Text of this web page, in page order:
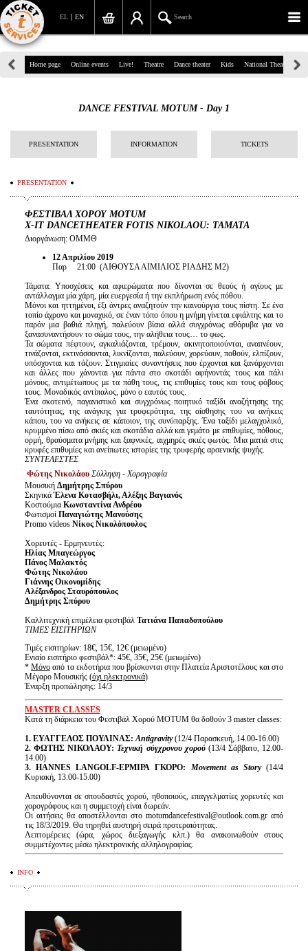
EN
EL Search
39, Panepistimiou Str, Athens
info@ticketservices.gr
Check out
Search your order
Personal Data
Information
Είσοδος διαχειριστή
Home page Online events Live! Theatre Dance theater Kids National Theatre
DANCE FESTIVAL MOTUM - Day 1
PRESENTATION INFORMATION TICKETS
PRESENTATION
ΦΕΣΤΙΒΑΛ ΧΟΡΟΥ MOTUM
X-IT DANCETHEATER FOTIS NIKOLAOU: ΤΑΜΑΤΑ
Διοργάνωση: ΟΜΜΘ
12 Απριλίου 2019
Παρ 21:00 (ΑΙΘΟΥΣΑ ΑΙΜΙΛΙΟΣ ΡΙΑΔΗΣ Μ2)
Τάματα: Υποσχέσεις και αφιερώματα που δίνονται σε θεούς ή αγίους με
αντάλλαγμα μία χάρη, μία ευεργεσία ή την εκπλήρωση ενός πόθου.
Μόνοι και ηττημένοι, έξι άντρες αναζητούν την καινούργια τους πίστη. Σε ένα
τοπίο άχρονο και μοναχικό, σε έναν τόπο όπου η μνήμη γίνεται εφιάλτης και το
παρόν μια βαθιά πληγή, παλεύουν βίαια αλλά συγχρόνως αθόρυβα για να
ξανασυναντήσουν το σώμα τους, την αλήθεια τους… το φως.
Τα σώματα πέφτουν, αγκαλιάζονται, τρέμουν, ακινητοποιούνται, αναπνέουν,
τινάζονται, εκτινάσσονται, λικνίζονται, παλεύουν, χορεύουν, ποθούν, ελπίζουν,
υπόσχονται και τάζουν. Στιγμιαίες συναντήσεις που έρχονται και ξανάρχονται
και άλλες που χάνονται για πάντα στο σκοτάδι αφήνοντάς τους και πάλι
μόνους, αντιμέτωπους με τα πάθη τους, τις επιθυμίες τους και τους φόβους
τους. Μοναδικός αντίπαλος, μόνο ο εαυτός τους.
Ένα σκοτεινό, παγανιστικό και συγχρόνως ποιητικό ταξίδι αναζήτησης της
ταυτότητας, της ανάγκης για τρυφερότητα, της αίσθησης του να ανήκεις
κάπου, του να ανήκεις σε κάποιον, της συνύπαρξης. Ένα ταξίδι μελαγχολικό,
κρυμμένο πίσω από σκιές και σκοτάδια αλλά και γεμάτο με επιθυμίες, πόθους,
ορμή, θραύσματα μνήμης και ξαφνικές, αιχμηρές σκιές φωτός. Μια ματιά στις
κρυφές επιθυμίες και ανείπωτες ιστορίες της τρυφερής αρσενικής ψυχής.
ΣΥΝΤΕΛΕΣΤΕΣ
Φώτης Νικολάου Σύλληψη - Χορογραφία
Μουσική Δημήτρης Σπύρου
ΣκηνικάΈλενα Κοτασβήλι, Αλέξης Βαγιανός
Κοστούμια Κωνσταντίνα Ανδρέου
Φωτισμοί Παναγιώτης Μανούσης
Promo videos Νίκος Νικολόπουλος
Χορευτές - Ερμηνευτές:
Ηλίας Μπαγεώργος
Πάνος Μαλακτός
Φώτης Νικολάου
Γιάννης Οικονομίδης
Αλέξανδρος Σταυρόπουλος
Δημήτρης Σπύρου
Καλλιτεχνική επιμέλεια φεστιβάλ Τατιάνα Παπαδοπούλου
ΤΙΜΕΣ ΕΙΣΙΤΗΡΙΩΝ
Τιμές εισιτηρίων: 18€, 15€, 12€ (μειωμένο)
Ενιαίο εισιτήριο φεστιβάλ*: 45€, 35€, 25€ (μειωμένο)
* Μόνοαπό τα εκδοτήρια που βρίσκονται στην Πλατεία Αριστοτέλους και στο
Μέγαρο Μουσικής (όχι ηλεκτρονικά)
Έναρξη προπώλησης: 14/3
ΜΑSTER CLASSES
Κατά τη διάρκεια του Φεστιβάλ Χορού MOTUM θα δοθούν 3 master classes:
1. EYAΓΓΕΛΟΣ ΠΟΥΛΙΝΑΣ:Αntigravity(12/4 Παρασκευή, 14.00-16.00)
2. ΦΩΤΗΣ ΝΙΚΟΛΑΟΥ: Τεχνική σύγχρονου χορού (13/4 Σάββατο, 12.00-
14.00)
3. ΗΑΝΝES LANGOLF-ΕΡΜΙΡΑ ΓΚΟΡΟ: Movement as Story(14/4
Κυριακή, 13.00-15.00)
Απευθύνονται σε σπουδαστές χορού, ηθοποιούς, επαγγελματίες χορευτές και
χορογράφους και η συμμετοχή είναι δωρεάν.
Οι αιτήσεις θα αποστέλλονται στο motumdancefestival@outlook.com.gr από
τις 18/3/2019. Θα τηρηθεί αυστηρή σειρά προτεραιότητας.
Λεπτομέρειες (ώρα, χώρος διεξαγωγής κλπ.) θα ανακοινωθούν στους
συμμετέχοντες μέσω ηλεκτρονικής αλληλογραφίας.
INFO